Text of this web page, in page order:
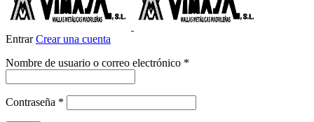
EntrarCrear una cuenta
Nombre de usuario o correo electrónico *
Contraseña *